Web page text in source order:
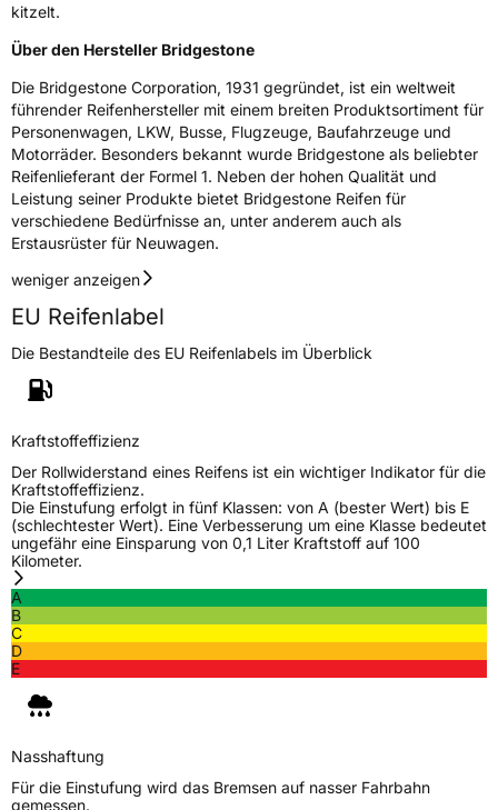
kitzelt.
Über den Hersteller Bridgestone
Die Bridgestone Corporation, 1931 gegründet, ist ein weltweit
führender Reifenhersteller mit einem breiten Produktsortiment für
Personenwagen, LKW, Busse, Flugzeuge, Baufahrzeuge und
Motorräder. Besonders bekannt wurde Bridgestone als beliebter
Reifenlieferant der Formel 1. Neben der hohen Qualität und
Leistung seiner Produkte bietet Bridgestone Reifen für
verschiedene Bedürfnisse an, unter anderem auch als
Erstausrüster für Neuwagen.
weniger anzeigen
EU Reifenlabel
Die Bestandteile des EU Reifenlabels im Überblick
Kraftstoffeffizienz
Der Rollwiderstand eines Reifens ist ein wichtiger Indikator für die
Kraftstoffeffizienz.
Die Einstufung erfolgt in fünf Klassen: von A (bester Wert) bis E
(schlechtester Wert). Eine Verbesserung um eine Klasse bedeutet
ungefähr eine Einsparung von 0,1 Liter Kraftstoff auf 100
Kilometer.
A
B
C
D
E
Nasshaftung
Für die Einstufung wird das Bremsen auf nasser Fahrbahn
gemessen.